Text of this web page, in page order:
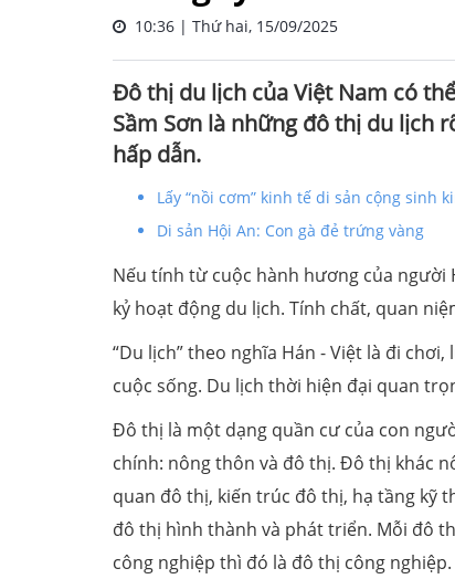
10:36 | Thứ hai, 15/09/2025
Đô thị du lịch của Việt Nam có
Sầm Sơn là những đô thị du lịch
hấp dẫn.
Lấy “nồi cơm” kinh tế di sản cộng sinh
Di sản Hội An: Con gà đẻ trứng vàng
Nếu tính từ cuộc hành hương của người
kỷ hoạt động du lịch. Tính chất, quan
“Du lịch” theo nghĩa Hán - Việt là đi
cuộc sống. Du lịch thời hiện đại quan
Đô thị là một dạng quần cư của con
chính: nông thôn và đô thị. Đô thị khác
quan đô thị, kiến trúc đô thị, hạ tầng kỹ
đô thị hình thành và phát triển. Mỗi đô
công nghiệp thì đó là đô thị công